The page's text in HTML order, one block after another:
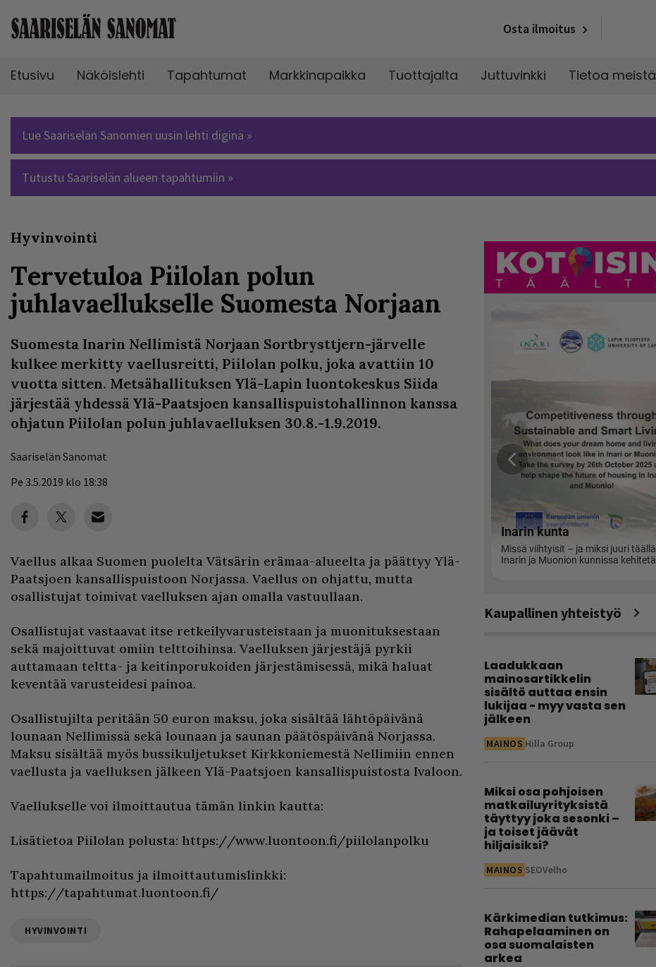
Osta ilmoitus
Etusivu Näköislehti Tapahtumat Markkinapaikka Tuottajalta Juttuvinkki Tietoa meistä
Lue Saariselän Sanomien uusin lehti diginä »
Tutustu Saariselän alueen tapahtumiin »
Hyvinvointi
Tervetuloa Piilolan polun
juhlavaellukselle Suomesta Norjaan
Suomesta Inarin Nellimistä Norjaan Sortbrysttjern-järvelle
kulkee merkitty vaellusreitti, Piilolan polku, joka avattiin 10
vuotta sitten. Metsähallituksen Ylä-Lapin luontokeskus Siida
järjestää yhdessä Ylä-Paatsjoen kansallispuistohallinnon kanssa
ohjatun Piilolan polun juhlavaelluksen 30.8.-1.9.2019.
Saariselän Sanomat
Pe 3.5.2019 klo 18:38
Vaellus alkaa Suomen puolelta Vätsärin erämaa-alueelta ja päättyy Ylä-
Paatsjoen kansallispuistoon Norjassa. Vaellus on ohjattu, mutta
osallistujat toimivat vaelluksen ajan omalla vastuullaan.
Osallistujat vastaavat itse retkeilyvarusteistaan ja muonituksestaan
sekä majoittuvat omiin telttoihinsa. Vaelluksen järjestäjä pyrkii
auttamaan teltta- ja keitinporukoiden järjestämisessä, mikä haluat
keventää varusteidesi painoa.
Osallistujilta peritään 50 euron maksu, joka sisältää lähtöpäivänä
lounaan Nellimissä sekä lounaan ja saunan päätöspäivänä Norjassa.
Maksu sisältää myös bussikuljetukset Kirkkoniemestä Nellimiin ennen
vaellusta ja vaelluksen jälkeen Ylä-Paatsjoen kansallispuistosta Ivaloon.
Vaellukselle voi ilmoittautua tämän linkin kautta:
Lisätietoa Piilolan polusta: https://www.luontoon.fi/piilolanpolku
Tapahtumailmoitus ja ilmoittautumislinkki:
https://tapahtumat.luontoon.fi/
HYVINVOINTI
Kaupallinen yhteistyö
Laadukkaan
mainosartikkelin
sisältö auttaa ensin
lukijaa - myy vasta sen
jälkeen
MAINOS Hilla Group
Miksi osa pohjoisen
matkailuyrityksistä
täyttyy joka sesonki –
ja toiset jäävät
hiljaisiksi?
MAINOS SEOVelho
Kärkimedian tutkimus:
Rahapelaaminen on
osa suomalaisten
arkea